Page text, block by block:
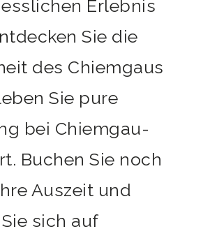
Erlebnis
Sie die
des Chiemgaus
Sie pure
bei Chiemgau-
Buchen Sie noch
Auszeit und
sich auf